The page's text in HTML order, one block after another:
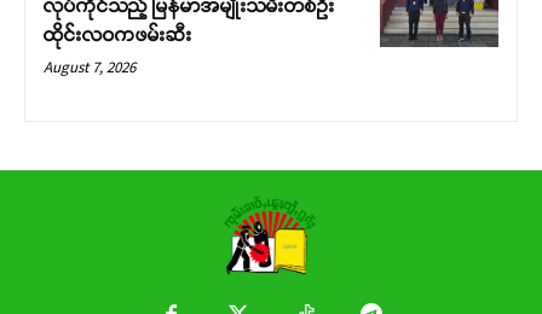
လုပ်ကိုင်သည့် မြန်မာအမျိုးသမီးတစ်ဦး
ထိုင်းလဝကဖမ်းဆီး
August 7, 2026